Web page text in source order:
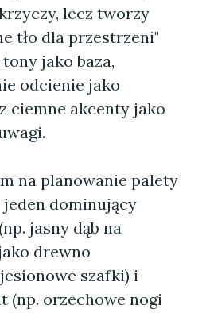
lecz tworzy
tło dla przestrzeni"
jako baza,
odcienie jako
ciemne akcenty jako
na planowanie palety
jeden dominujący
jasny dąb na
drewno
szafki) i
(np. orzechowe nogi